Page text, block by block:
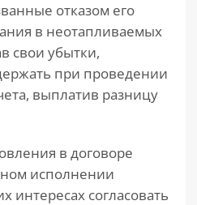
отказом его
в неотапливаемых
свои убытки,
при проведении
выплатив разницу
в договоре
исполнении
интересах согласовать